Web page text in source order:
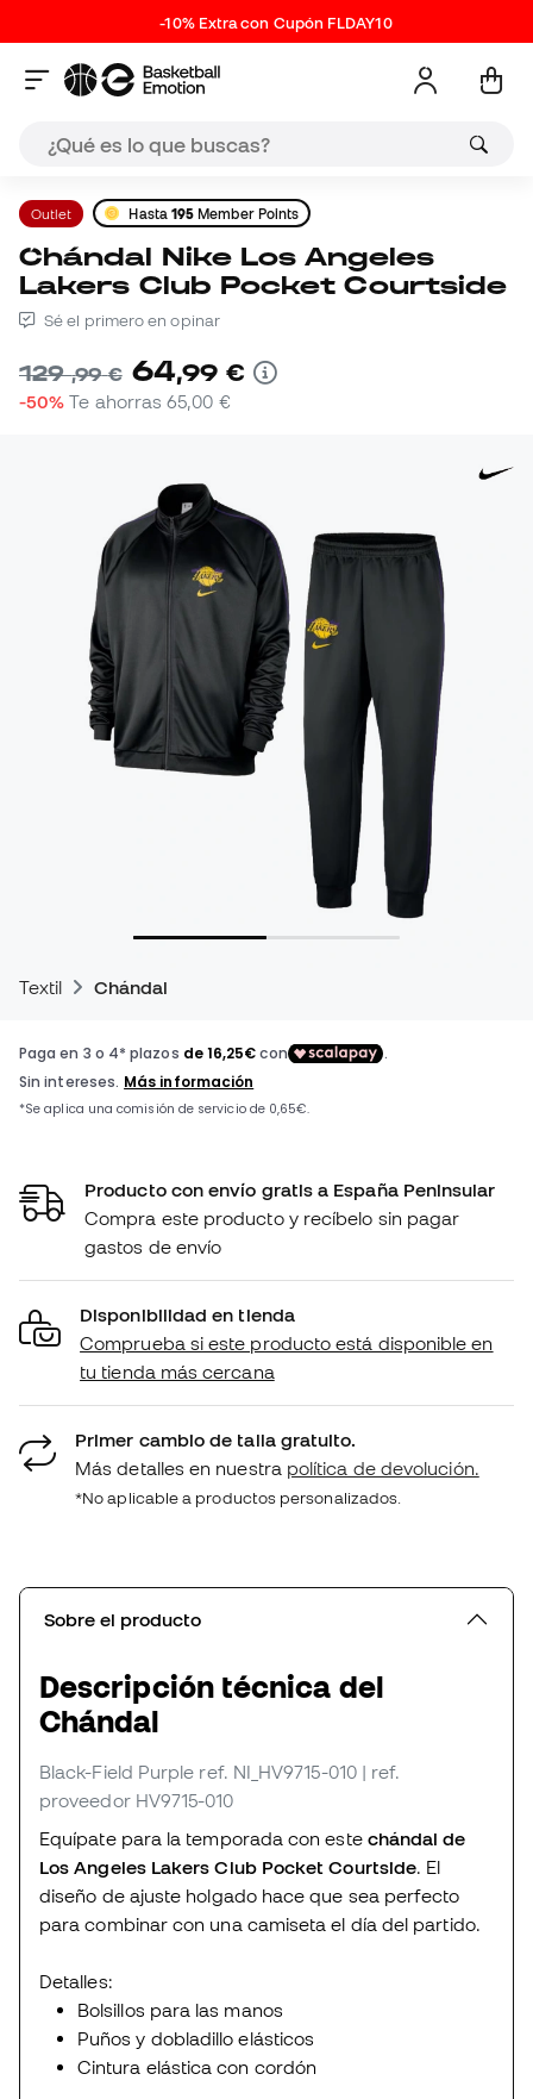
-10% Extra con Cupón FLDAY10
Outlet Hasta 195 Member Points
Chándal Nike Los Angeles
Lakers Club Pocket Courtside
Sé el primero en opinar
129,99 € 64,99 €
-50% Te ahorras65,00 €
Textil Chándal
Producto con envío gratis a España Peninsular
Compra este producto y recíbelo sin pagar
gastos de envío
Disponibilidad en tienda
Comprueba si este producto está disponible en
tu tienda más cercana
Primer cambio de talla gratuito.
Más detalles en nuestra política de devolución.
*No aplicable a productos personalizados.
Sobre el producto
Descripción técnica del
Chándal
Black-Field Purple ref. NI_HV9715-010 | ref.
proveedor HV9715-010
Equípate para la temporada con este chándal de
Los Angeles Lakers Club Pocket Courtside. El
diseño de ajuste holgado hace que sea perfecto
para combinar con una camiseta el día del partido.
Detalles:
Bolsillos para las manos
Puños y dobladillo elásticos
Cintura elástica con cordón